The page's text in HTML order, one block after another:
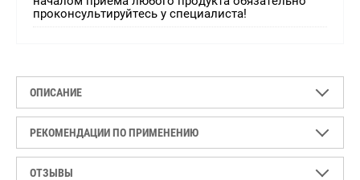
проконсультируйтесь у специалиста!
ОПИСАНИЕ
РЕКОМЕНДАЦИИ ПО ПРИМЕНЕНИЮ
ОТЗЫВЫ